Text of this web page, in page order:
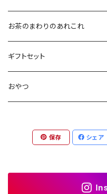
玄米茶
ほうじ茶
フレーバーティー
30g
▶︎ティーバッグ10個入
ティーバッグ1個入
ティーバッグ10個入り
100g
すっきり
水出し煎茶
フルーティー
コクがある
島根・鳥取のお茶
島根のお茶
鳥取のお茶
九州のお茶
八女茶
屋久島煎茶
近畿・東海のお茶
本山
お茶のまわりのあれこれ
フィルタインボトル
急須
ギフトセット
煎茶ギフト
抹茶ギフト
煎茶と干し柿ギフト
おやつ
保存 シェア